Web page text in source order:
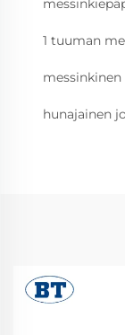
1 tuuman
messinkinen
hunajainen